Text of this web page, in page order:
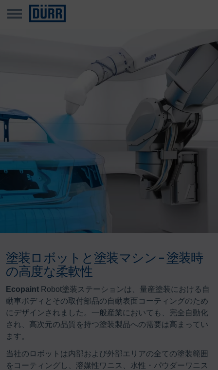
塗装ロボットと塗装マシン – 塗装時
の高度な柔軟性
Ecopaint Robot塗装ステーションは、量産塗装における自
動車ボディとその取付部品の自動表面コーティングのため
にデザインされました。一般産業においても、完全自動化
され、高次元の品質を持つ塗装製品への需要は高まってい
ます。
当社のロボットは内部および外部エリアの全ての塗装範囲
をコーティングし、溶媒性ワニス、水性・パウダーワニス